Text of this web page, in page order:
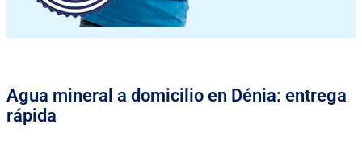
Agua mineral a domicilio en Dénia: entrega
rápida